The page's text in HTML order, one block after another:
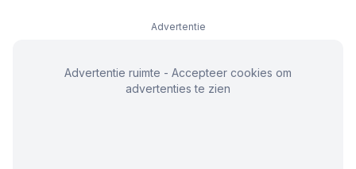
Advertentie
Advertentie ruimte - Accepteer cookies om
advertenties te zien